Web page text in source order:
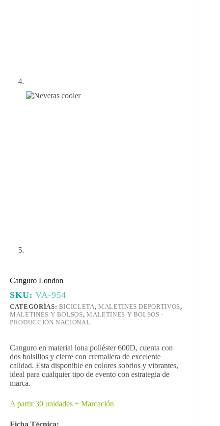
Canguro London
SKU:VA-954
CATEGORÍAS: BICICLETA, MALETINES DEPORTIVOS,
MALETINES Y BOLSOS,MALETINES Y BOLSOS -
PRODUCCIÓN NACIONAL
Canguro en material lona poliéster 600D, cuenta con
dos bolsillos y cierre con cremallera de excelente
calidad. Esta disponible en colores sobrios y vibrantes,
ideal para cualquier tipo de evento con estrategia de
marca.
A partir 30 unidades + Marcación